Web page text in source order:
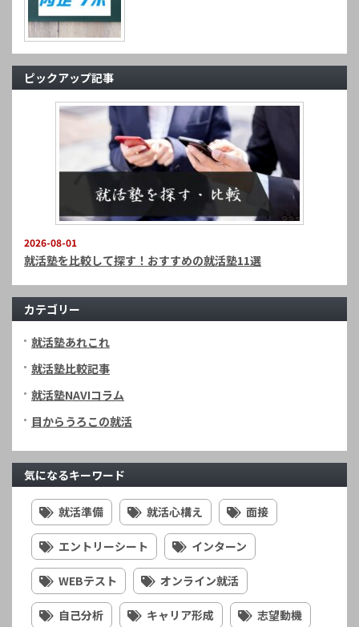
ピックアップ記事
2026-08-01
就活塾を比較して探す！おすすめの就活塾11選
カテゴリー
就活塾あれこれ
就活塾比較記事
就活塾NAVIコラム
目からうろこの就活
気になるキーワード
就活準備 就活心構え 面接
エントリーシート インターン
WEBテスト オンライン就活
自己分析 キャリア形成 志望動機